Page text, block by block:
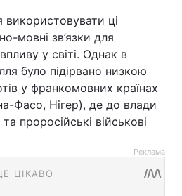
використовувати ці
мовні зв’язки для
у світі. Однак в
було підірвано низкою
у франкомовних країнах
Фасо, Нігер), де до влади
проросійські військові
Реклама